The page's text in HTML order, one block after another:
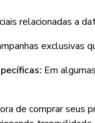
relacionadas a
exclusivas
Em
de comprar